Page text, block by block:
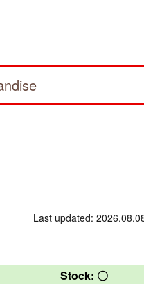
Last updated:
Stock: 〇